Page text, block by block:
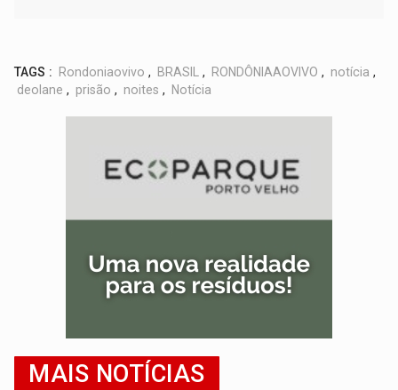
TAGS : Rondoniaovivo , BRASIL , RONDÔNIAAOVIVO , notícia ,
deolane , prisão , noites , Notícia
MAIS NOTÍCIAS